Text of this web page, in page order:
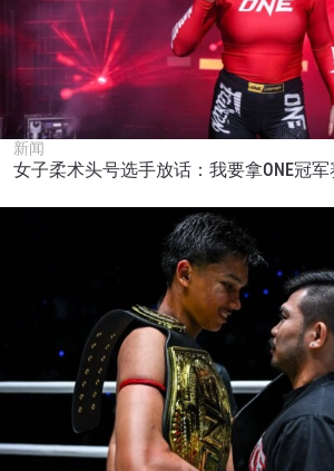
新闻
女子柔术头号选手放话：我要拿ONE冠军